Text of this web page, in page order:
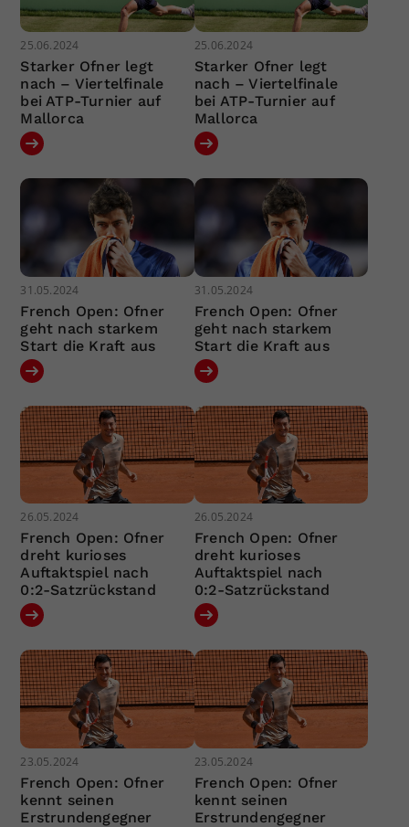
25.06.2024
Starker Ofner legt
nach – Viertelfinale
bei ATP-Turnier auf
Mallorca
25.06.2024
Starker Ofner legt
nach – Viertelfinale
bei ATP-Turnier auf
Mallorca
31.05.2024
French Open: Ofner
geht nach starkem
Start die Kraft aus
31.05.2024
French Open: Ofner
geht nach starkem
Start die Kraft aus
26.05.2024
French Open: Ofner
dreht kurioses
Auftaktspiel nach
0:2-Satzrückstand
26.05.2024
French Open: Ofner
dreht kurioses
Auftaktspiel nach
0:2-Satzrückstand
23.05.2024
French Open: Ofner
kennt seinen
Erstrundengegner
23.05.2024
French Open: Ofner
kennt seinen
Erstrundengegner